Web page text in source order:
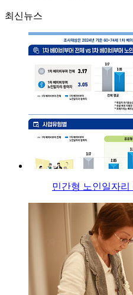
최신뉴스
민간형 노인일자리